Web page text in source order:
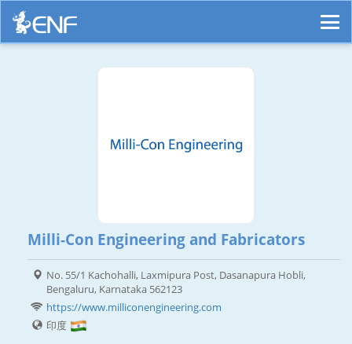
Milli-Con Engineering and Fabricators
No. 55/1 Kachohalli, Laxmipura Post, Dasanapura Hobli,
Bengaluru, Karnataka 562123
https://www.milliconengineering.com
印度